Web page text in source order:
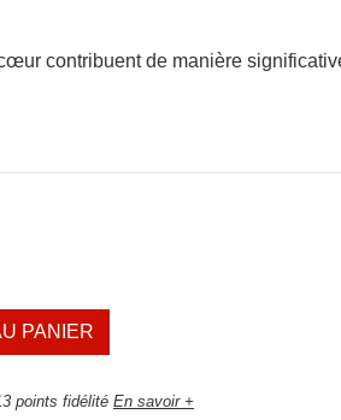
contribuent de manière
PANIER
points fidélité En savoir +